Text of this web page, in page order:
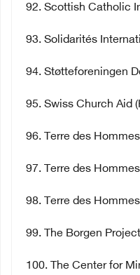
92. Scottish Catholic
93. Solidarités
94. Støtteforeningen
95. Swiss Church Aid
96. Terre des
97. Terre des
98. Terre des
99. The Borgen Project
100. The Center for